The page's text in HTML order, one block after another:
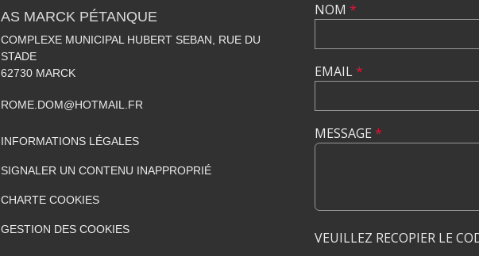
AS MARCK PÉTANQUE
COMPLEXE MUNICIPAL HUBERT SEBAN, RUE DU
STADE
62730 MARCK
ROME.DOM@HOTMAIL.FR
INFORMATIONS LÉGALES
SIGNALER UN CONTENU INAPPROPRIÉ
CHARTE COOKIES
GESTION DES COOKIES
NOM *
EMAIL*
MESSAGE *
VEUILLEZ RECOPIER LE